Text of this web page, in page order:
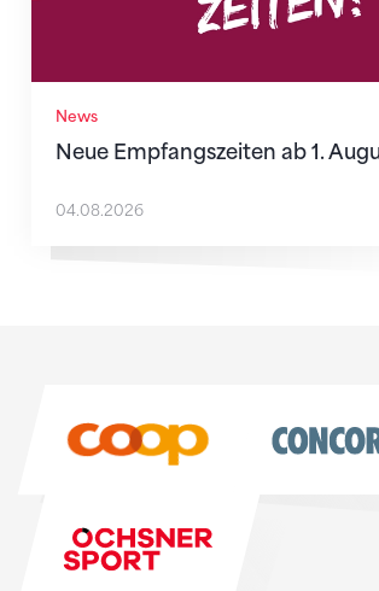
News
Neue Empfangszeiten ab 1.
04.08.2026